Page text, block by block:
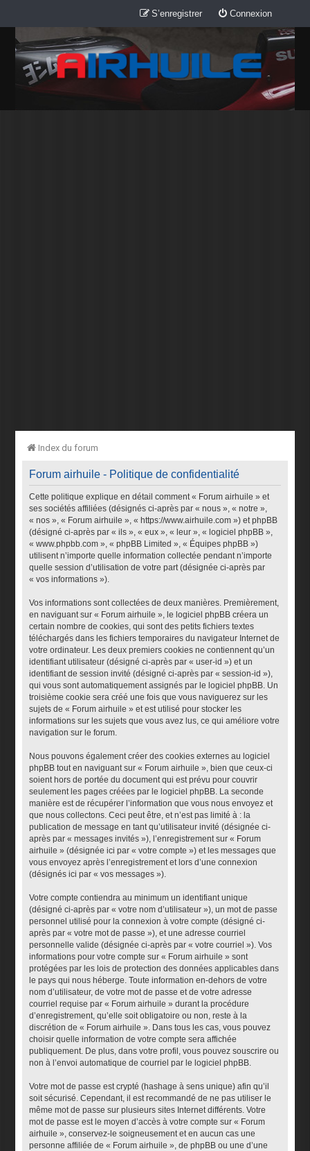
Connexion
S’enregistrer
Index du forum
Forum airhuile - Politique de confidentialité
Cette politique explique en détail comment « Forum airhuile » et
ses sociétés affiliées (désignés ci-après par « nous », « notre »,
« nos », « Forum airhuile », « https://www.airhuile.com ») et phpBB
(désigné ci-après par « ils », « eux », « leur », « logiciel phpBB »,
« www.phpbb.com », « phpBB Limited », « Équipes phpBB »)
utilisent n’importe quelle information collectée pendant n’importe
quelle session d’utilisation de votre part (désignée ci-après par
« vos informations »).
Vos informations sont collectées de deux manières. Premièrement,
en naviguant sur « Forum airhuile », le logiciel phpBB créera un
certain nombre de cookies, qui sont des petits fichiers textes
téléchargés dans les fichiers temporaires du navigateur Internet de
votre ordinateur. Les deux premiers cookies ne contiennent qu’un
identifiant utilisateur (désigné ci-après par « user-id ») et un
identifiant de session invité (désigné ci-après par « session-id »),
qui vous sont automatiquement assignés par le logiciel phpBB. Un
troisième cookie sera créé une fois que vous naviguerez sur les
sujets de « Forum airhuile » et est utilisé pour stocker les
informations sur les sujets que vous avez lus, ce qui améliore votre
navigation sur le forum.
Nous pouvons également créer des cookies externes au logiciel
phpBB tout en naviguant sur « Forum airhuile », bien que ceux-ci
soient hors de portée du document qui est prévu pour couvrir
seulement les pages créées par le logiciel phpBB. La seconde
manière est de récupérer l’information que vous nous envoyez et
que nous collectons. Ceci peut être, et n’est pas limité à : la
publication de message en tant qu’utilisateur invité (désignée ci-
après par « messages invités »), l’enregistrement sur « Forum
airhuile » (désignée ici par « votre compte ») et les messages que
vous envoyez après l’enregistrement et lors d’une connexion
(désignés ici par « vos messages »).
Votre compte contiendra au minimum un identifiant unique
(désigné ci-après par « votre nom d’utilisateur »), un mot de passe
personnel utilisé pour la connexion à votre compte (désigné ci-
après par « votre mot de passe »), et une adresse courriel
personnelle valide (désignée ci-après par « votre courriel »). Vos
informations pour votre compte sur « Forum airhuile » sont
protégées par les lois de protection des données applicables dans
le pays qui nous héberge. Toute information en-dehors de votre
nom d’utilisateur, de votre mot de passe et de votre adresse
courriel requise par « Forum airhuile » durant la procédure
d’enregistrement, qu’elle soit obligatoire ou non, reste à la
discrétion de « Forum airhuile ». Dans tous les cas, vous pouvez
choisir quelle information de votre compte sera affichée
publiquement. De plus, dans votre profil, vous pouvez souscrire ou
non à l’envoi automatique de courriel par le logiciel phpBB.
Votre mot de passe est crypté (hashage à sens unique) afin qu’il
soit sécurisé. Cependant, il est recommandé de ne pas utiliser le
même mot de passe sur plusieurs sites Internet différents. Votre
mot de passe est le moyen d’accès à votre compte sur « Forum
airhuile », conservez-le soigneusement et en aucun cas une
personne affiliée de « Forum airhuile », de phpBB ou une d’une